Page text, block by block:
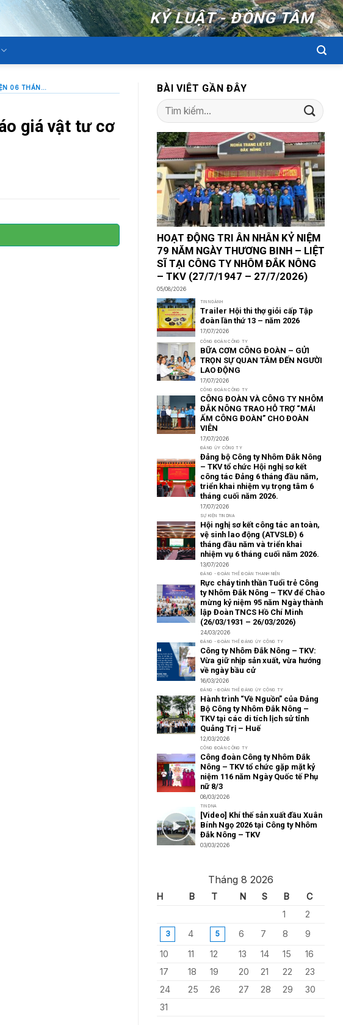
KỶ LUẬT - ĐỒNG TÂM
LOẠI GÓI THẦU: GÓI SỬA CHỮA LOẠI THÔNG BÁO: THÔNG BÁO MỜI BÁO GIÁ VẬT TƯ CƠ ĐIỆN 06 THÁNG ĐẦU NĂM 2026 (VẬT TƯ NGOÀI NGÀNH)
giá vật tư cơ
BÀI VIÊT GẦN ĐÂY
HOẠT ĐỘNG TRI ÂN NHÂN KỶ NIỆM
79 NĂM NGÀY THƯƠNG BINH – LIỆT
SĨ TẠI CÔNG TY NHÔM ĐẮK NÔNG
– TKV (27/7/1947 – 27/7/2026)
05/08/2026
TIN NGÀNH
Trailer Hội thi thợ giỏi cấp Tập
đoàn lần thứ 13 – năm 2026
17/07/2026
CÔNG ĐOÀN CÔNG TY
BỮA CƠM CÔNG ĐOÀN – GỬI
TRỌN SỰ QUAN TÂM ĐẾN NGƯỜI
LAO ĐỘNG
17/07/2026
CÔNG ĐOÀN CÔNG TY
CÔNG ĐOÀN VÀ CÔNG TY NHÔM
ĐẮK NÔNG TRAO HỖ TRỢ “MÁI
ẤM CÔNG ĐOÀN” CHO ĐOÀN
VIÊN
17/07/2026
ĐẢNG ỦY CÔNG TY
Đảng bộ Công ty Nhôm Đắk Nông
– TKV tổ chức Hội nghị sơ kết
công tác Đảng 6 tháng đầu năm,
triển khai nhiệm vụ trọng tâm 6
tháng cuối năm 2026.
17/07/2026
SỰ KIỆN TIN DNA
Hội nghị sơ kết công tác an toàn,
vệ sinh lao động (ATVSLĐ) 6
tháng đầu năm và triển khai
nhiệm vụ 6 tháng cuối năm 2026.
13/07/2026
ĐẢNG - ĐOÀN THỂ ĐOÀN THANH NIÊN
Rực cháy tinh thần Tuổi trẻ Công
ty Nhôm Đắk Nông – TKV để Chào
mừng kỷ niệm 95 năm Ngày thành
lập Đoàn TNCS Hồ Chí Minh
(26/03/1931 – 26/03/2026)
24/03/2026
ĐẢNG - ĐOÀN THỂ ĐẢNG ỦY CÔNG TY
Công ty Nhôm Đắk Nông – TKV:
Vừa giữ nhịp sản xuất, vừa hướng
về ngày bầu cử
16/03/2026
ĐẢNG - ĐOÀN THỂ ĐẢNG ỦY CÔNG TY
Hành trình “Về Nguồn” của Đảng
Bộ Công ty Nhôm Đắk Nông –
TKV tại các di tích lịch sử tỉnh
Quảng Trị – Huế
12/03/2026
CÔNG ĐOÀN CÔNG TY
Công đoàn Công ty Nhôm Đắk
Nông – TKV tổ chức gặp mặt kỷ
niệm 116 năm Ngày Quốc tế Phụ
nữ 8/3
08/03/2026
TIN DNA
[Video] Khí thế sản xuất đầu Xuân
Bính Ngọ 2026 tại Công ty Nhôm
Đắk Nông – TKV
03/03/2026
Tháng 8 2026
H B T N S B
C
1
2
3 4 5 6 7 8
9
10
11 12 13 14 15
16
17
18 19 20 21 22
23
24
25 26 27 28 29
30
31